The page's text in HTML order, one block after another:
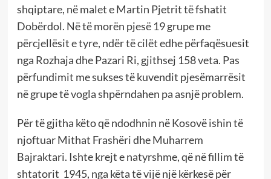
shqiptare, në malet e Martin Pjetrit të fshatit
Dobërdol. Në të morën pjesë 19 grupe me
përcjellësit e tyre, ndër të cilët edhe përfaqësuesit
nga Rozhaja dhe Pazari Ri, gjithsej 158 veta. Pas
përfundimit me sukses të kuvendit pjesëmarrësit
në grupe të vogla shpërndahen pa asnjë problem.
Për të gjitha këto që ndodhnin në Kosovë ishin të
njoftuar Mithat Frashëri dhe Muharrem
Bajraktari. Ishte krejt e natyrshme, që në fillim të
shtatorit 1945, nga këta të vijë një kërkesë për